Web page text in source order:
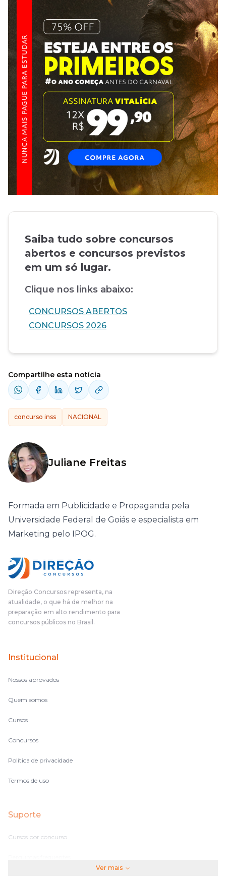
Saiba tudo sobre concursos
abertos e concursos previstos
em um só lugar.
Clique nos links abaixo:
CONCURSOS ABERTOS
CONCURSOS 2026
Compartilhe esta notícia
concurso inss NACIONAL
Juliane Freitas
Formada em Publicidade e Propaganda pela
Universidade Federal de Goiás e especialista em
Marketing pelo IPOG.
Direção Concursos representa, na
atualidade, o que há de melhor na
preparação em alto rendimento para
concursos públicos no Brasil.
Institucional
Nossos aprovados
Quem somos
Cursos
Concursos
Política de privacidade
Termos de uso
Suporte
Cursos por concurso
Ver mais